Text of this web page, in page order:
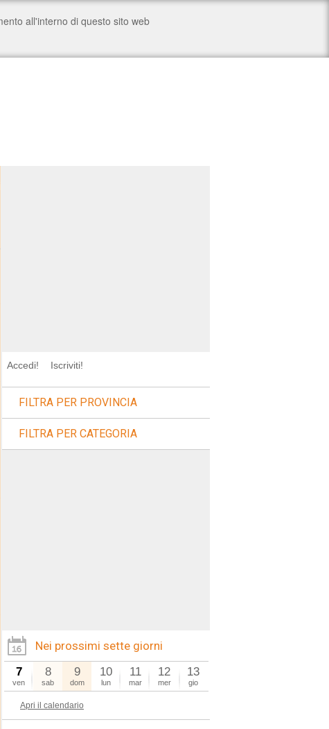
Accedi! Iscriviti!
FILTRA PER PROVINCIA
FILTRA PER CATEGORIA
Nei prossimi sette giorni
7
ven
8
sab
9
dom
10
lun
11
mar
12
mer
13
gio
Apri il calendario